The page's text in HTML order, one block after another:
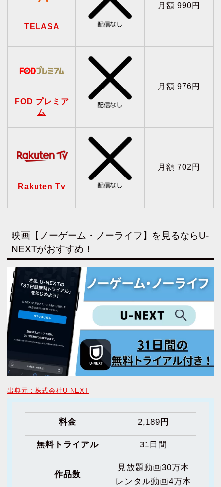
TELASA
月額 990円
FOD プレミア
ム
月額 976円
Rakuten Tv
月額 702円
映画【ノーゲーム・ノーライフ】を見るならU-
NEXTがおすすめ！
出典元：株式会社U-NEXT
料金 2,189円
無料トライアル 31日間
作品数
見放題動画30万本
レンタル動画4万本